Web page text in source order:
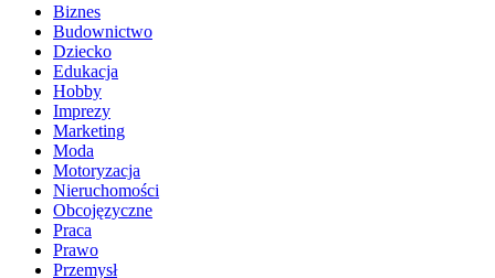
Biznes
Budownictwo
Dziecko
Edukacja
Hobby
Imprezy
Marketing
Moda
Motoryzacja
Nieruchomości
Obcojęzyczne
Praca
Prawo
Przemysł